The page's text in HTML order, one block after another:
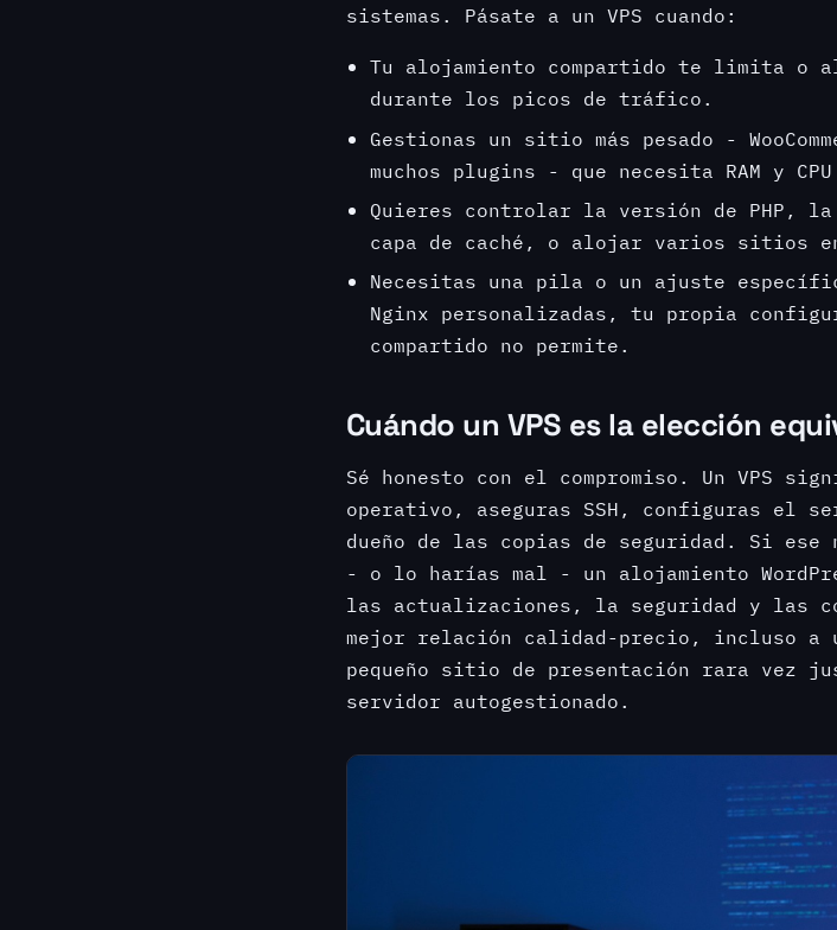
sistemas. Pásate a un VPS cuando:
Tu alojamiento compartido te limita o
durante los picos de tráfico.
Gestionas un sitio más pesado -
muchos plugins - que necesita RAM y
Quieres controlar la versión de PHP,
capa de caché, o alojar varios sitios
Necesitas una pila o un ajuste
Nginx personalizadas, tu propia
compartido no permite.
Cuándo un VPS es la elección
Sé honesto con el compromiso. Un VPS
operativo, aseguras SSH, configuras el
dueño de las copias de seguridad. Si
- o lo harías mal - un alojamiento
las actualizaciones, la seguridad y las
mejor relación calidad-precio, incluso a
pequeño sitio de presentación rara vez
servidor autogestionado.